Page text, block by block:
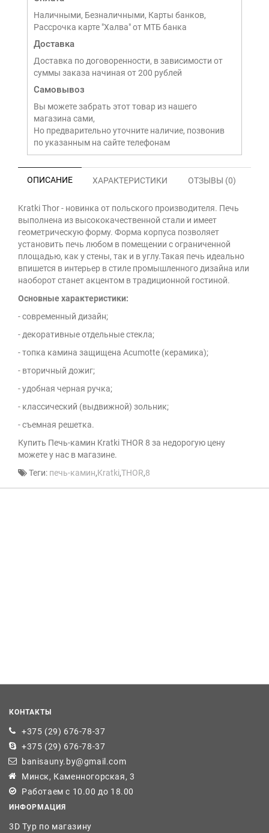
Наличными, Безналичными, Карты банков,
Рассрочка карте "Халва" от МТБ банка
Доставка
Доставка по договоренности, в зависимости от
суммы заказа начиная от 200 рублей
Самовывоз
Вы можете забрать этот товар из нашего
магазина сами,
Но предварительно уточните наличие, позвонив
по указанным на сайте телефонам
ОПИСАНИЕ ХАРАКТЕРИСТИКИ ОТЗЫВЫ (0)
Kratki Thor - новинка от польского производителя. Печь
выполнена из высококачественной стали и имеет
геометрическую форму. Форма корпуса позволяет
установить печь любом в помещении с ограниченной
площадью, как у стены, так и в углу.Такая печь идеально
впишется в интерьер в стиле промышленного дизайна или
наоборот станет акцентом в традиционной гостиной.
Основные характеристики:
- современный дизайн;
- декоративные отдельные стекла;
- топка камина защищена Acumotte (керамика);
- вторичный дожиг;
- удобная черная ручка;
- классический (выдвижной) зольник;
- съемная решетка.
Купить Печь-камин Kratki THOR 8 за недорогую цену
можете у нас в магазине.
Теги: печь-камин,Kratki,THOR,8
КОНТАКТЫ
+375 (29) 676-78-37
+375 (29) 676-78-37
banisauny.by@gmail.com
Минск, Каменногорская, 3
Работаем с 10.00 до 18.00
ИНФОРМАЦИЯ
3D Тур по магазину